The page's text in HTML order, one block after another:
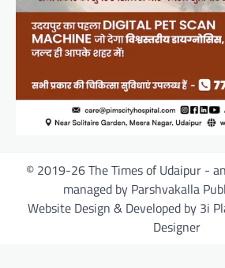
© 2019-26 The Times of Udaipur -
managed by Parshvakalla
Website Design & Developed by 3i
Designer